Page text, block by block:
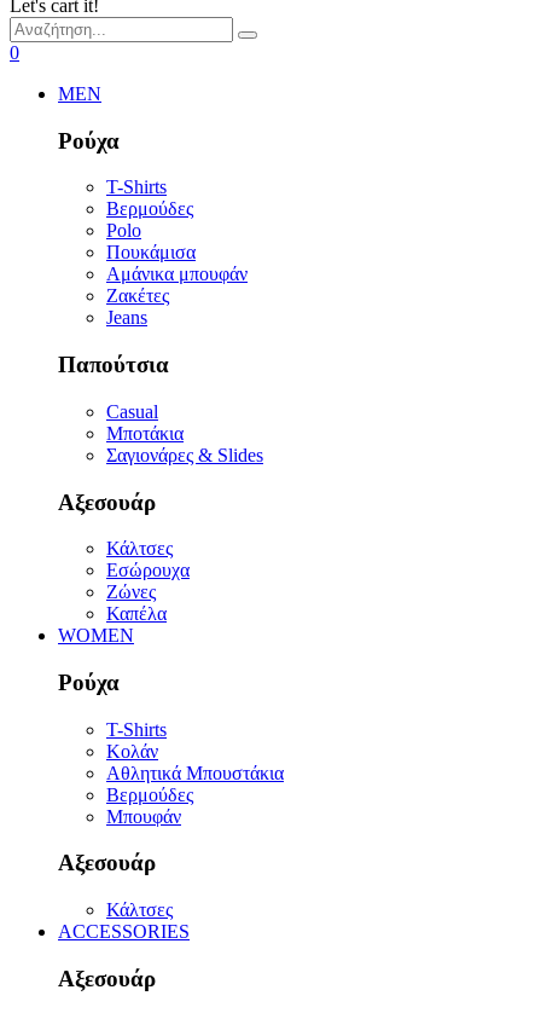
Let's cart it!
0
MEN
Ρούχα
T-Shirts
Βερμούδες
Polo
Πουκάμισα
Αμάνικα μπουφάν
Ζακέτες
Jeans
Παπούτσια
Casual
Μποτάκια
Σαγιονάρες & Slides
Αξεσουάρ
Κάλτσες
Εσώρουχα
Ζώνες
Καπέλα
WOMEN
Ρούχα
T-Shirts
Κολάν
Αθλητικά Μπουστάκια
Βερμούδες
Μπουφάν
Αξεσουάρ
Κάλτσες
ACCESSORIES
Αξεσουάρ